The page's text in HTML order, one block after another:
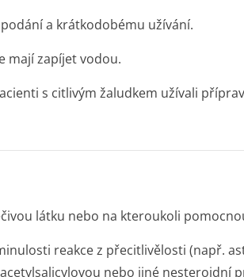
a krátkodobému užívání.
mají zapíjet vodou.
s citlivým žaludkem užívali
látku nebo na kteroukoli
reakce z přecitlivělosti (např.
nebo jiné nesteroidní